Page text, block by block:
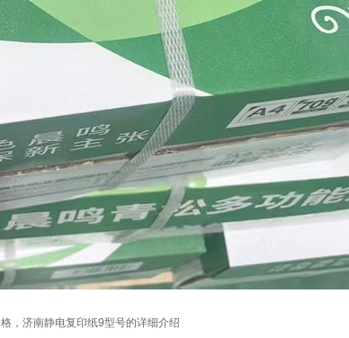
，济南静电复印纸9型号的详细介绍